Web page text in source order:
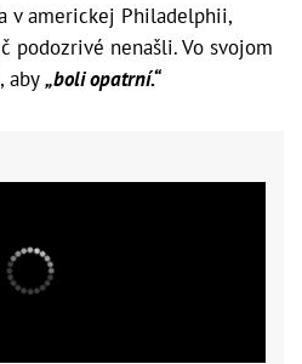
v americkej Philadelphii,
nenašli. Vo svojom
aby„boli opatrní.“